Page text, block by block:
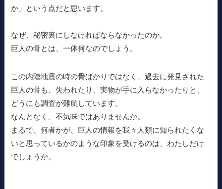
か」という点だと思います。
なぜ、秘密裏にしなければならなかったのか。
巨人の骨とは、一体何なのでしょう。
この内陸地震の時の骨ばかりではなく、過去に発見された
巨人の骨も、失われたり、実物が手に入らなかったりと、
どうにも調査が難航しています。
なんとなく、不気味ではありませんか。
まるで、何者かが、巨人の情報を我々人類に知られたくな
いと思っているかのような印象を受けるのは、わたしだけ
でしょうか。